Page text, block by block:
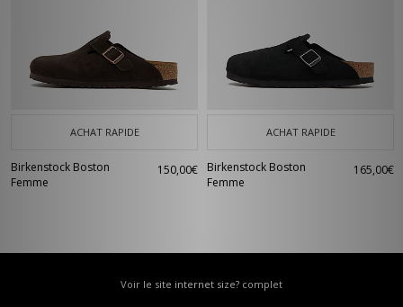
ACHAT RAPIDE
Birkenstock Boston
Femme
150,00€
ACHAT RAPIDE
Birkenstock Boston
Femme
165,00€
Voir le site internet size? complet